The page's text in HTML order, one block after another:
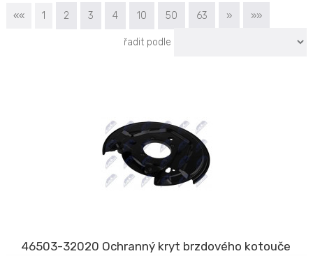
«« 1 2 3 4 10 50 63 » »»
řadit podle
46503-32020 Ochranný kryt brzdového kotouče